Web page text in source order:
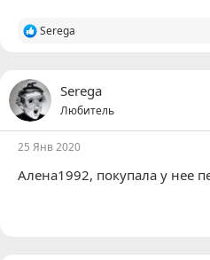
Р
ц
и
и
:
Serega
Serega
Любитель
25 Янв 2020
Алена1992, покупала у нее